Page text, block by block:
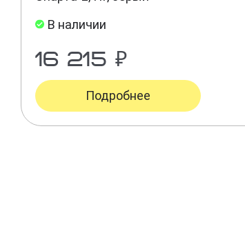
В наличии
16 215 ₽
Подробнее